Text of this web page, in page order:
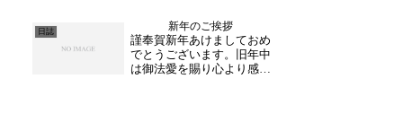
いらっしゃいましたので、
始めに写経の説明を。続け
て参加下さっている方も
改...
日誌 新年のご挨拶
謹奉賀新年あけましておめ
でとうございます。旧年中
は御法愛を賜り心より感謝